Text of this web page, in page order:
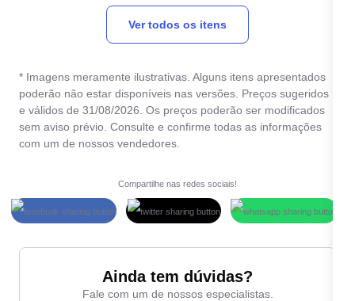
Vidros elétricos
Ver todos os itens
* Imagens meramente ilustrativas. Alguns itens apresentados
poderão não estar disponíveis nas versões. Preços sugeridos
e válidos de 31/08/2026. Os preços poderão ser modificados
sem aviso prévio. Consulte e confirme todas as informações
com um de nossos vendedores.
Compartilhe nas redes sociais!
Ainda tem dúvidas?
Fale com um de nossos especialistas.